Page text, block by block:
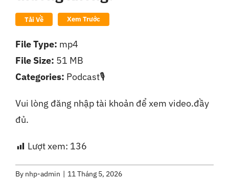
Vui lòng đăng nhập tài khoản để xem video.đầy
đủ.
Lượt xem: 136
Tải Về Xem Trước
File Type: mp4
File Size: 51 MB
Categories: Podcast🎙️
By nhp-admin 11 Tháng 5, 2026